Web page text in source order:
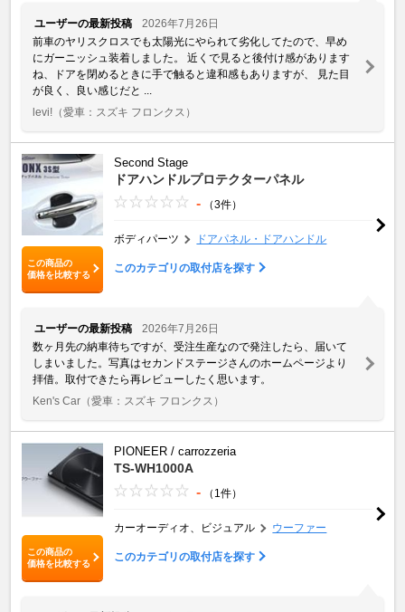
ユーザーの最新投稿
2026年7月26日
前車のヤリスクロスでも太陽光にやられて劣化してたので、早め
にガーニッシュ装着しました。 近くで見ると後付け感があります
ね、ドアを閉めるときに手で触ると違和感もありますが、 見た目
が良く、良い感じだと ...
levi! （愛車：スズキ フロンクス）
この商品の
価格を比較する
Second Stage
ドアハンドルプロテクターパネル
- （3件）
ボディパーツ ドアパネル・ドアハンドル
このカテゴリの取付店を探す
ユーザーの最新投稿
2026年7月26日
数ヶ月先の納車待ちですが、受注生産なので発注したら、届いて
しまいました。写真はセカンドステージさんのホームページより
拝借。取付できたら再レビューしたく思います。
Ken's Car （愛車：スズキ フロンクス）
この商品の
価格を比較する
PIONEER / carrozzeria
TS-WH1000A
- （1件）
カーオーディオ、ビジュアル ウーファー
このカテゴリの取付店を探す